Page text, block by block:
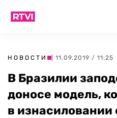
НОВОСТИ | 11.09.2019 / 11:25
В Бразилии
доносе модель,
в изнасиловании